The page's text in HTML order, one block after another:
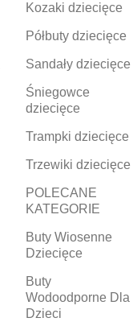
Kozaki dziecięce
Półbuty dziecięce
Sandały dziecięce
Śniegowce
dziecięce
Trampki dziecięce
Trzewiki dziecięce
POLECANE
KATEGORIE
Buty Wiosenne
Dziecięce
Buty
Wodoodporne Dla
Dzieci